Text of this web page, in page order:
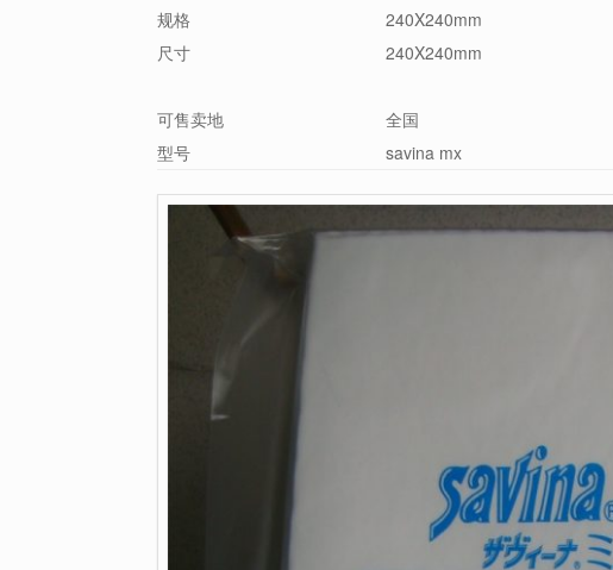
规格
240X240mm
尺寸
240X240mm
可售卖地
全国
型号
savina mx